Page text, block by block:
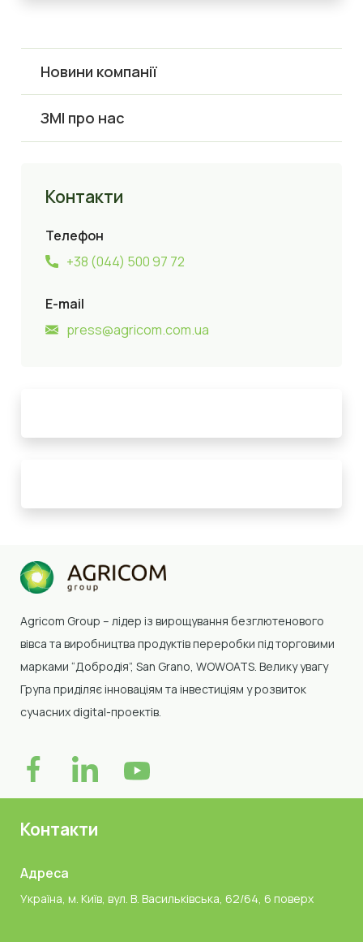
Новини компанії
ЗМІ про нас
Контакти
Телефон
+38 (044) 500 97 72
E-mail
press@agricom.com.ua
Agricom Group – лідер із вирощування безглютенового
вівса та виробництва продуктів переробки під торговими
марками “Добродія”, San Grano, WOWOATS. Велику увагу
Група приділяє інноваціям та інвестиціям у розвиток
сучасних digital-проектів.
Контакти
Адреса
Україна, м. Київ, вул. В. Васильківська, 62/64, 6 поверх